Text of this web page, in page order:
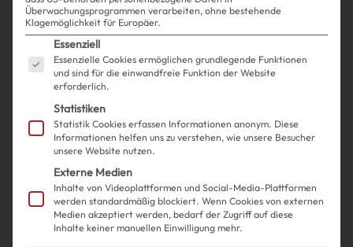
Rock über Hose ist zurück – und
wir lieben den Look noch mehr,
als in den 90ern
Überwachungsprogrammen verarbeiten, ohne bestehende
Klagemöglichkeit für Europäer.
Es folgt eine Liste der Service-Gruppen, für die
Essenziell
Essenzielle Cookies ermöglichen grundlegende Funktionen
und sind für die einwandfreie Funktion der Website
erforderlich.
Statistiken
Statistik Cookies erfassen Informationen anonym. Diese
Informationen helfen uns zu verstehen, wie unsere Besucher
unsere Website nutzen.
Externe Medien
Inhalte von Videoplattformen und Social-Media-Plattformen
werden standardmäßig blockiert. Wenn Cookies von externen
Medien akzeptiert werden, bedarf der Zugriff auf diese
Inhalte keiner manuellen Einwilligung mehr.